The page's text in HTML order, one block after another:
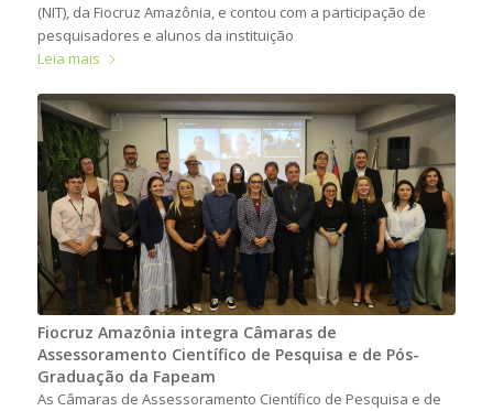
(NIT), da Fiocruz Amazônia, e contou com a participação de
pesquisadores e alunos da instituição
Leia mais
Fiocruz Amazônia integra Câmaras de
Assessoramento Científico de Pesquisa e de Pós-
Graduação da Fapeam
As Câmaras de Assessoramento Científico de Pesquisa e de